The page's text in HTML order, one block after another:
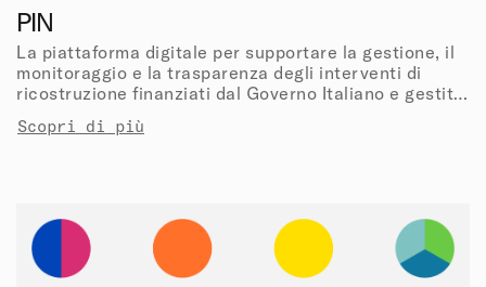
PIN
La piattaforma digitale per supportare la gestione, il
monitoraggio e la trasparenza degli interventi di
ricostruzione finanziati dal Governo Italiano e gestiti
Scopri di più